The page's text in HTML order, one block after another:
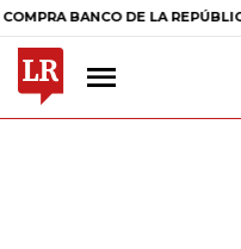
DE LA REPÚBLICA $